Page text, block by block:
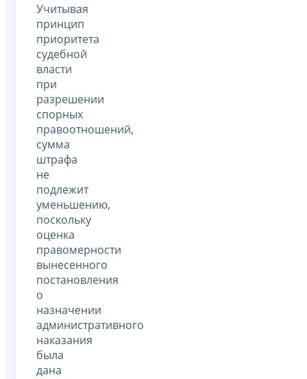
Учитывая
принцип
приоритета
судебной
власти
при
разрешении
спорных
правоотношений,
сумма
штрафа
не
подлежит
уменьшению,
поскольку
оценка
правомерности
вынесенного
постановления
о
назначении
административного
наказания
была
дана